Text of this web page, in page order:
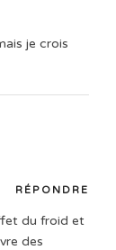
je crois
RÉPONDRE
du froid et
des